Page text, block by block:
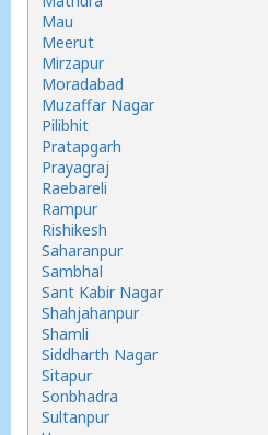
Mau
Meerut
Mirzapur
Moradabad
Muzaffar Nagar
Pilibhit
Pratapgarh
Prayagraj
Raebareli
Rampur
Rishikesh
Saharanpur
Sambhal
Sant Kabir Nagar
Shahjahanpur
Shamli
Siddharth Nagar
Sitapur
Sonbhadra
Sultanpur